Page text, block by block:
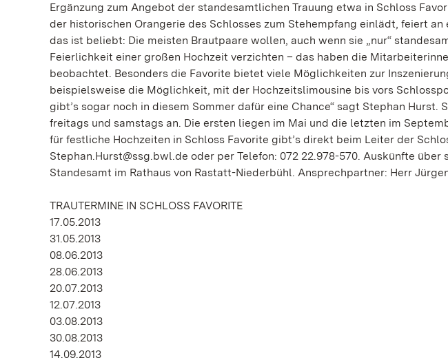
Ergänzung zum Angebot der standesamtlichen Trauung etwa in Schloss
der historischen Orangerie des Schlosses zum Stehempfang einlädt, feiert an
das ist beliebt: Die meisten Brautpaare wollen, auch wenn sie „nur“
Feierlichkeit einer großen Hochzeit verzichten – das haben die
beobachtet. Besonders die Favorite bietet viele Möglichkeiten zur
beispielsweise die Möglichkeit, mit der Hochzeitslimousine bis vors
gibt’s sogar noch in diesem Sommer dafür eine Chance“ sagt Stephan
freitags und samstags an. Die ersten liegen im Mai und die letzten im
für festliche Hochzeiten in Schloss Favorite gibt’s direkt beim Leiter der
Stephan.Hurst@ssg.bwl.de oder per Telefon: 072 22.978-570. Auskünfte
Standesamt im Rathaus von Rastatt-Niederbühl. Ansprechpartner: Herr
TRAUTERMINE IN SCHLOSS FAVORITE
17.05.2013
31.05.2013
08.06.2013
28.06.2013
20.07.2013
12.07.2013
03.08.2013
30.08.2013
14.09.2013